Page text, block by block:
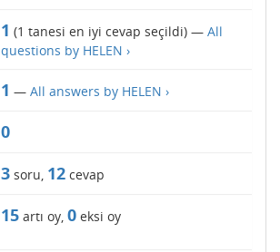
1 (1 tanesi en iyi cevap seçildi) — All
questions by HELEN ›
1 — All answers by HELEN ›
0
3 soru, 12 cevap
15 artı oy, 0 eksi oy